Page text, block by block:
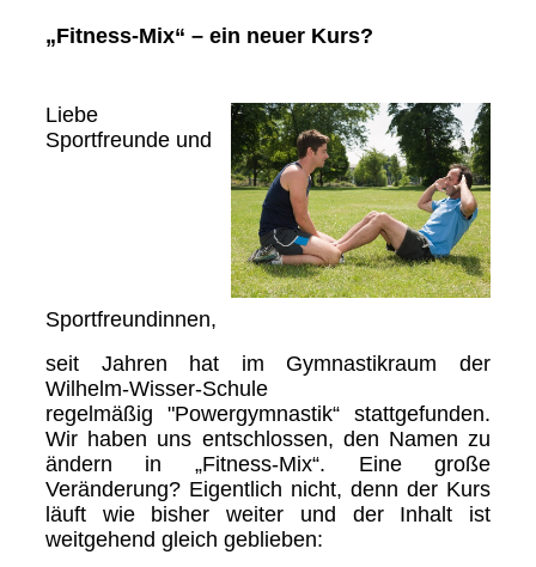
„Fitness-Mix“ – ein neuer Kurs?
Liebe
Sportfreunde und
Sportfreundinnen,
seit Jahren hat im Gymnastikraum der
Wilhelm-Wisser-Schule
regelmäßig "Powergymnastik“ stattgefunden.
Wir haben uns entschlossen, den Namen zu
ändern in „Fitness-Mix“. Eine große
Veränderung? Eigentlich nicht, denn der Kurs
läuft wie bisher weiter und der Inhalt ist
weitgehend gleich geblieben: